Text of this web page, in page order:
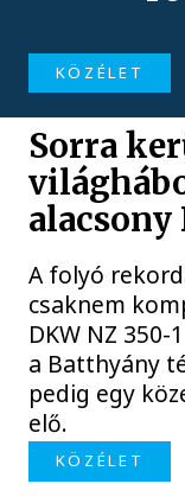
KÖZÉLET
Sorra
alacsony
A folyó
csaknem
DKW NZ
a Batthyány
pedig egy
elő.
KÖZÉLET